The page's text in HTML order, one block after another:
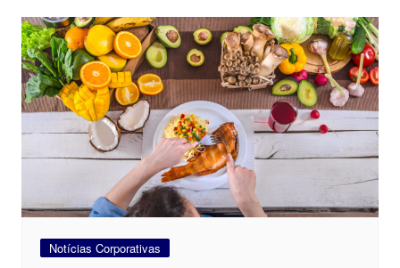
Notícias Corporativas